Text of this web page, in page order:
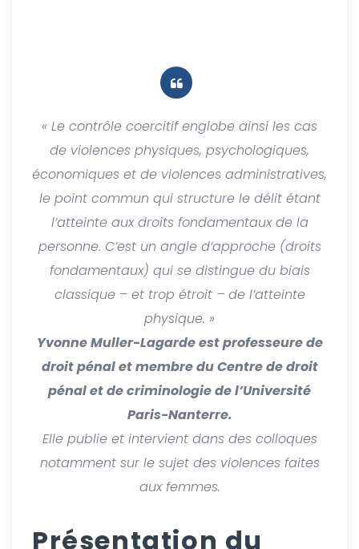
« Le contrôle coercitif englobe ainsi les cas
de violences physiques, psychologiques,
économiques et de violences administratives,
le point commun qui structure le délit étant
l’atteinte aux droits fondamentaux de la
personne. C’est un angle d’approche (droits
fondamentaux) qui se distingue du biais
classique – et trop étroit – de l’atteinte
physique. »
Yvonne Muller-Lagarde est professeure de
droit pénal et membre du Centre de droit
pénal et de criminologie de l’Université
Paris-Nanterre.
Elle publie et intervient dans des colloques
notamment sur le sujet des violences faites
aux femmes.
Présentation du